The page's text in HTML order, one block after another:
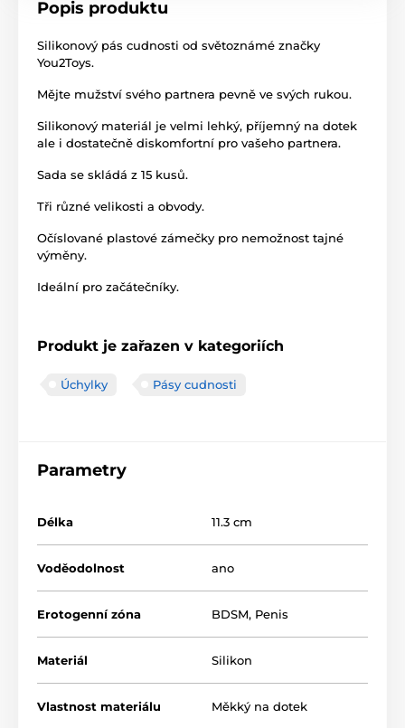
Popis produktu
Silikonový pás cudnosti od světoznámé značky
You2Toys.
Mějte mužství svého partnera pevně ve svých rukou.
Silikonový materiál je velmi lehký, příjemný na dotek
ale i dostatečně diskomfortní pro vašeho partnera.
Sada se skládá z 15 kusů.
Tři různé velikosti a obvody.
Očíslované plastové zámečky pro nemožnost tajné
výměny.
Ideální pro začátečníky.
Produkt je zařazen v kategoriích
Úchylky Pásy cudnosti
Parametry
Délka 11.3 cm
Voděodolnost ano
Erotogenní zóna BDSM, Penis
Materiál Silikon
Vlastnost materiálu Měkký na dotek